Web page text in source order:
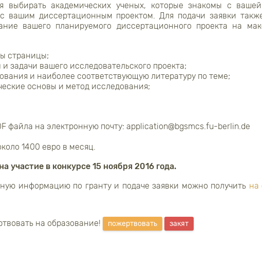
выбирать академических ученых, которые знакомы с
вашим диссертационным проектом. Для подачи заявки
вашего планируемого диссертационного проекта на
страницы;
задачи вашего исследовательского проекта;
и наиболее соответствующую литературу по теме;
основы и метод исследования;
файла на электронную почту: application@bgsmcs.fu-berlin.de
1400 евро в месяц.
участие в конкурсе 15 ноября 2016 года.
информацию по гранту и подаче заявки можно получить на
на образование! пожертвовать закят